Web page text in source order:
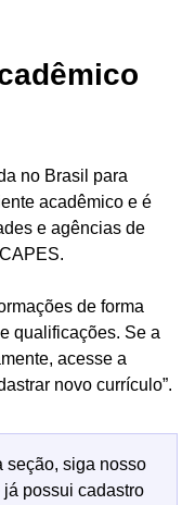
no Brasil para
acadêmico e é
e agências de
de forma
qualificações. Se a
acesse a
novo currículo”.
seção, siga nosso
já possui cadastro